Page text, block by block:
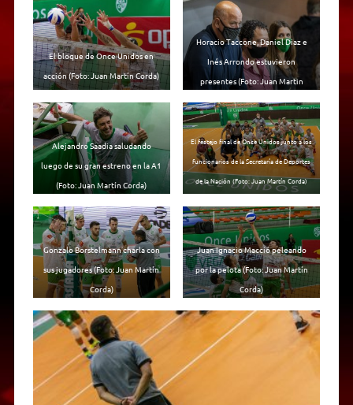
El bloque de Once Unidos en
acción (Foto: Juan Martín Corda)
Horacio Taccone, Daniel Diaz e
Inés Arrondo estuvieron
presentes (Foto: Juan Martin
Corda)
Alejandro Saadia saludando
luego de su gran estreno en la A1
(Foto: Juan Martín Corda)
El festejo final de Once Unidos junto a los
funcionarios de la Secretaría de Deportes
de la Nación (Foto: Juan Martín Corda)
Gonzalo Borstelmann charla con
sus jugadores (Foto: Juan Martín
Corda)
Juan Ignacio Macció peleando
por la pelota (Foto: Juan Martín
Corda)